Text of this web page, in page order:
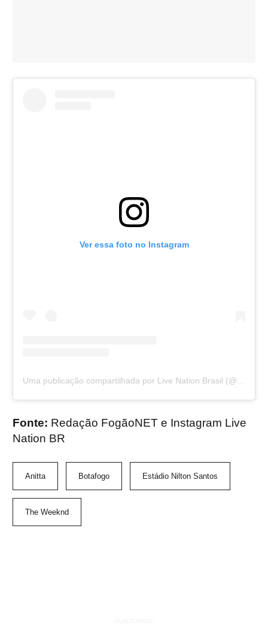
Ver essa foto no Instagram
Uma publicação compartilhada por Live Nation Brasil (@livenationbr)
Fonte: Redação FogãoNET e Instagram Live
Nation BR
Anitta Botafogo Estádio Nilton Santos
The Weeknd